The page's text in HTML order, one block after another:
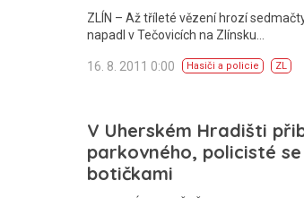
ZLÍN – Až tříleté vězení hrozí
napadl v Tečovicích na Zlínsku…
16. 8. 2011 0:00 Hasiči a policie ZL
V Uherském Hradišti
parkovného, policisté
botičkami